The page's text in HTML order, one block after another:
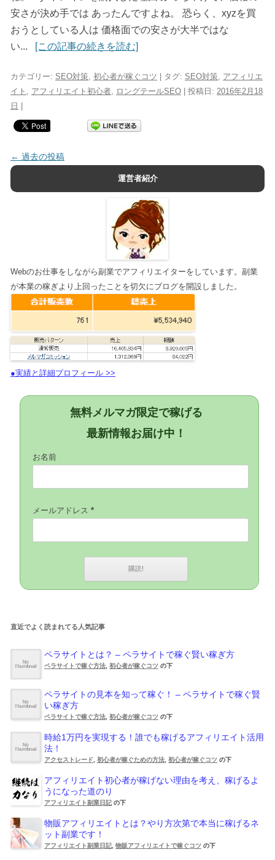
安さが決め手では あったんですよね。 恐らく、xyzを買
おうとしている人は 価格面での安さが大半ではな
い...
[この記事の続きを読む]
カテゴリー: SEO対策, 初心者が稼ぐコツ | タグ: SEO対策, アフィリエ
イト , アフィリエイト初心者, ロングテールSEO | 投稿日: 2016年2月18
日
投稿ナビゲーション
← 過去の投稿
運営者紹介
Webのお仕事をしながら副業でアフィリエイターをしています。副業
が本業の稼ぎより上回ったことを切欠にブログを開設しました。
●実績と詳細プロフィール >>
無料メルマガ限定で稼げる
最新情報お届け中！
お名前
メールアドレス *
直近でよく読まれてる人気記事
ペラサイトとは？ – ペラサイトで稼ぐ賢い稼ぎ方
ペラサイトで稼ぐ方法 初心者が稼ぐコツ の下
ペラサイトの見本を知って稼ぐ！ – ペラサイトで稼ぐ賢
い稼ぎ方
ペラサイトで稼ぐ方法 初心者が稼ぐコツ の下
時給1万円を実現する！誰でも稼げるアフィリエイト活用
法！
アクセストレード 初心者が稼ぐための方法 初心者が稼ぐコツ の下
アフィリエイト初心者が稼げない理由を考え、稼げるよ
うになった道のり
アフィリエイト副業日記 の下
物販アフィリエイトとは？やり方次第で本当に稼げるネ
ット副業です！
アフィリエイト副業日記 物販アフィリエイトで稼ぐコツ の下